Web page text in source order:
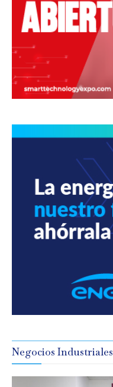
Negocios Industriales